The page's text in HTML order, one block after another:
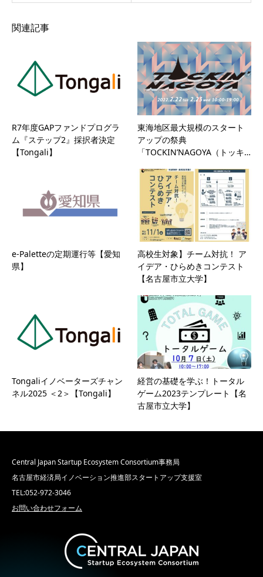
関連記事
R7年度GAPファンドプログラ
ム『ステップ2』採択者決定
【Tongali】
東海地区最大規模のスタート
アップの祭典
「TOCKIN’NAGOYA（トッキ…
e-Paletteの定期運行等【愛知
県】
高校生対象】チーム対抗！ ア
イデア・ひらめきコンテスト
【名古屋市立大学】
Tongaliイノベーターズチャン
ネル2025 ＜2＞【Tongali】
経営の基礎を学ぶ！トータル
ゲーム2023テンプレート【名
古屋市立大学】
Central Japan Startup Ecosystem Consortium事務局
名古屋市経済局イノベーション推進部スタートアップ支援室
TEL:052-972-3046
お問い合わせフォーム